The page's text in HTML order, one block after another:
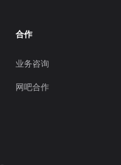
合作
业务咨询
网吧合作